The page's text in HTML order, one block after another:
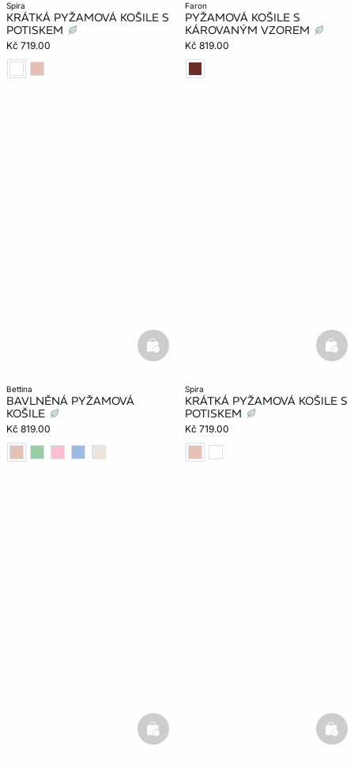
spira
KRÁTKÁ PYŽAMOVÁ KOŠILE S
POTISKEM
Kč 719.00
faron
PYŽAMOVÁ KOŠILE S
KÁROVANÝM VZOREM
Kč 819.00
bettina
BAVLNĚNÁ PYŽAMOVÁ
KOŠILE
Kč 819.00
basketfull
spira
KRÁTKÁ PYŽAMOVÁ KOŠILE S
POTISKEM
Kč 719.00
basketfull